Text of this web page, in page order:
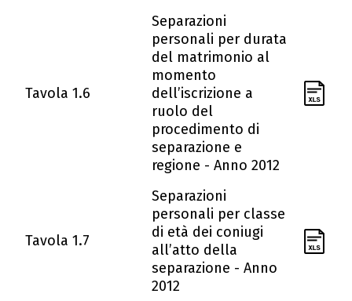
Tavola 1.6
Separazioni
personali per durata
del matrimonio al
momento
dell’iscrizione a
ruolo del
procedimento di
separazione e
regione - Anno 2012
Tavola 1.7
Separazioni
personali per classe
di età dei coniugi
all’atto della
separazione - Anno
2012